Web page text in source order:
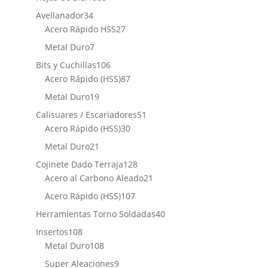
Avellanador3434
productos
Acero Rápido HSS2727
Metal Duro77
productos
Bits y Cuchillas106106
productos
Acero Rápido (HSS)8787
Metal Duro1919
productos
Calisuares / Escariadores51
Acero Rápido (HSS)3030
Metal Duro21
productos
Cojinete Dado Terraja128128
productos
Acero al Carbono Aleado21
Acero Rápido (HSS)107107
productos
Herramientas Torno Soldadas4040
Insertos108108
productos
Metal Duro108108
productos
Super Aleaciones99